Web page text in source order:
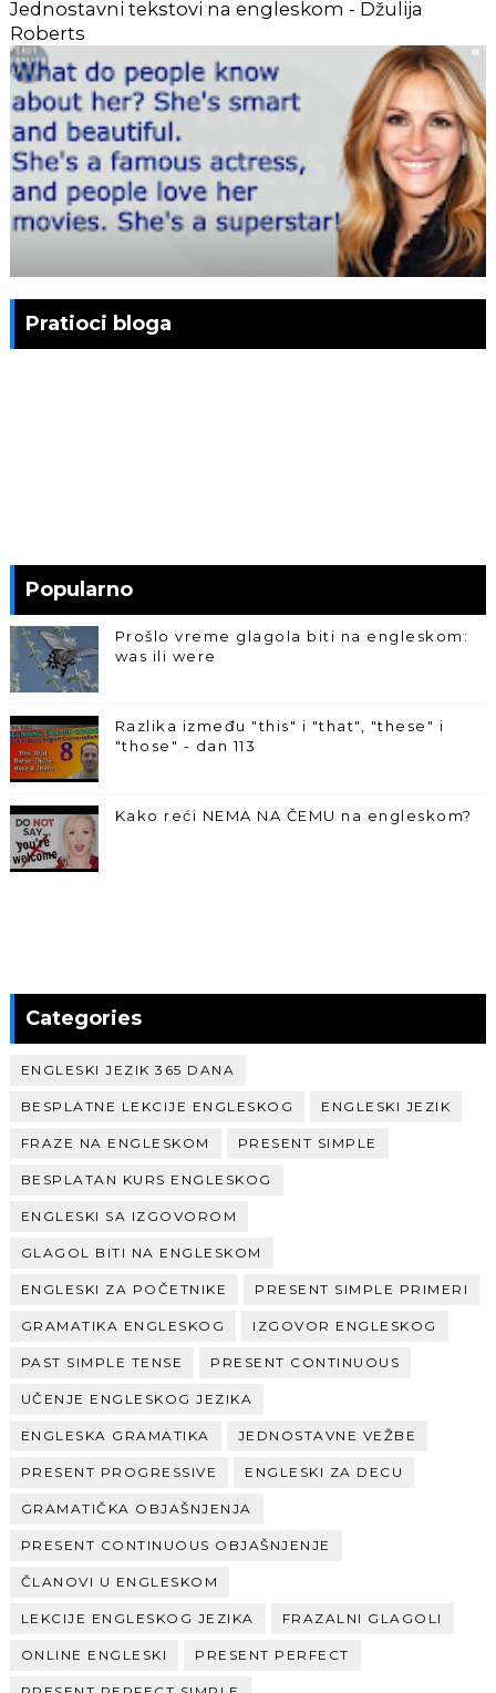
Jednostavni tekstovi na engleskom - Džulija
Roberts
Pratioci bloga
Popularno
Prošlo vreme glagola biti na engleskom:
was ili were
Razlika između "this" i "that", "these" i
"those" - dan 113
Kako reći NEMA NA ČEMU na engleskom?
Categories
ENGLESKI JEZIK 365 DANA
BESPLATNE LEKCIJE ENGLESKOG ENGLESKI JEZIK
FRAZE NA ENGLESKOM PRESENT SIMPLE
BESPLATAN KURS ENGLESKOG
ENGLESKI SA IZGOVOROM
GLAGOL BITI NA ENGLESKOM
ENGLESKI ZA POČETNIKE PRESENT SIMPLE PRIMERI
GRAMATIKA ENGLESKOG IZGOVOR ENGLESKOG
PAST SIMPLE TENSE PRESENT CONTINUOUS
UČENJE ENGLESKOG JEZIKA
ENGLESKA GRAMATIKA JEDNOSTAVNE VEŽBE
PRESENT PROGRESSIVE ENGLESKI ZA DECU
GRAMATIČKA OBJAŠNJENJA
PRESENT CONTINUOUS OBJAŠNJENJE
ČLANOVI U ENGLESKOM
LEKCIJE ENGLESKOG JEZIKA FRAZALNI GLAGOLI
ONLINE ENGLESKI PRESENT PERFECT